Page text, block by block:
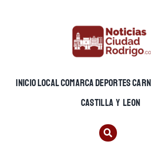
INICIOLOCALCOMARCADEPORTES
CASTILLA Y LEON